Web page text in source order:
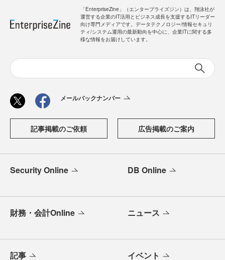
「EnterpriseZine」（エンタープライズジン）は、翔泳社が
運営する企業のIT活用とビジネス成長を支援するITリーダー
向け専門メディアです。データテクノロジー/情報セキュリ
ティ/システム運用の最新動向を中心に、企業ITに関する多
様な情報をお届けしています。
メールバックナンバー
記事掲載のご依頼 広告掲載のご案内
Security Online DB Online
財務・会計Online ニュース
記事 イベント